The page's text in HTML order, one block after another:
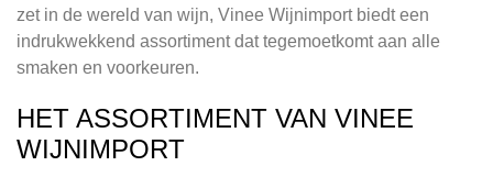
zet in de wereld van wijn, Vinee Wijnimport biedt een
indrukwekkend assortiment dat tegemoetkomt aan alle
smaken en voorkeuren.
HET ASSORTIMENT VAN VINEE
WIJNIMPORT